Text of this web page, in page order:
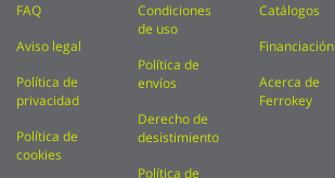
FAQ
Aviso legal
Política de
privacidad
Política de
cookies
Condiciones
de uso
Política de
envíos
Derecho de
desistimiento
Política de
Catálogos
Financiación
Acerca de
Ferrokey